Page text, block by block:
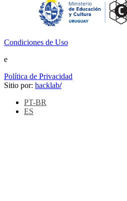
Condiciones de Uso
e
Política de Privacidad
Sitio por: hacklab/
PT-BR
ES